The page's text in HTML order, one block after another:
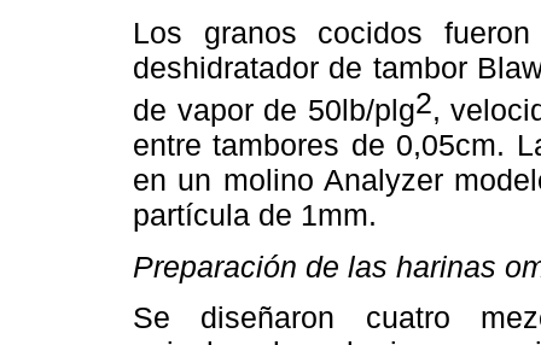
Los granos cocidos
deshidratador de tambor
de vapor de 50lb/plg2,
entre tambores de 0,05cm.
en un molino Analyzer
partícula de 1mm.
Preparación de las harinas
Se diseñaron cuatro